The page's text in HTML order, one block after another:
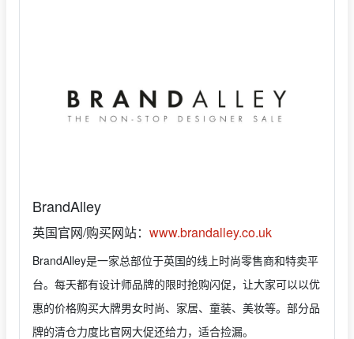
BrandAlley
英国官网/购买网站： www.brandalley.co.uk
BrandAlley是一家总部位于英国的线上时尚零售商和特卖平
台。每天都有设计师品牌的限时抢购闪促，让大家可以以优
惠的价格购买大牌男女时尚、家居、童装、美妆等。部分品
牌的清仓力度比官网大促还给力，适合捡漏。